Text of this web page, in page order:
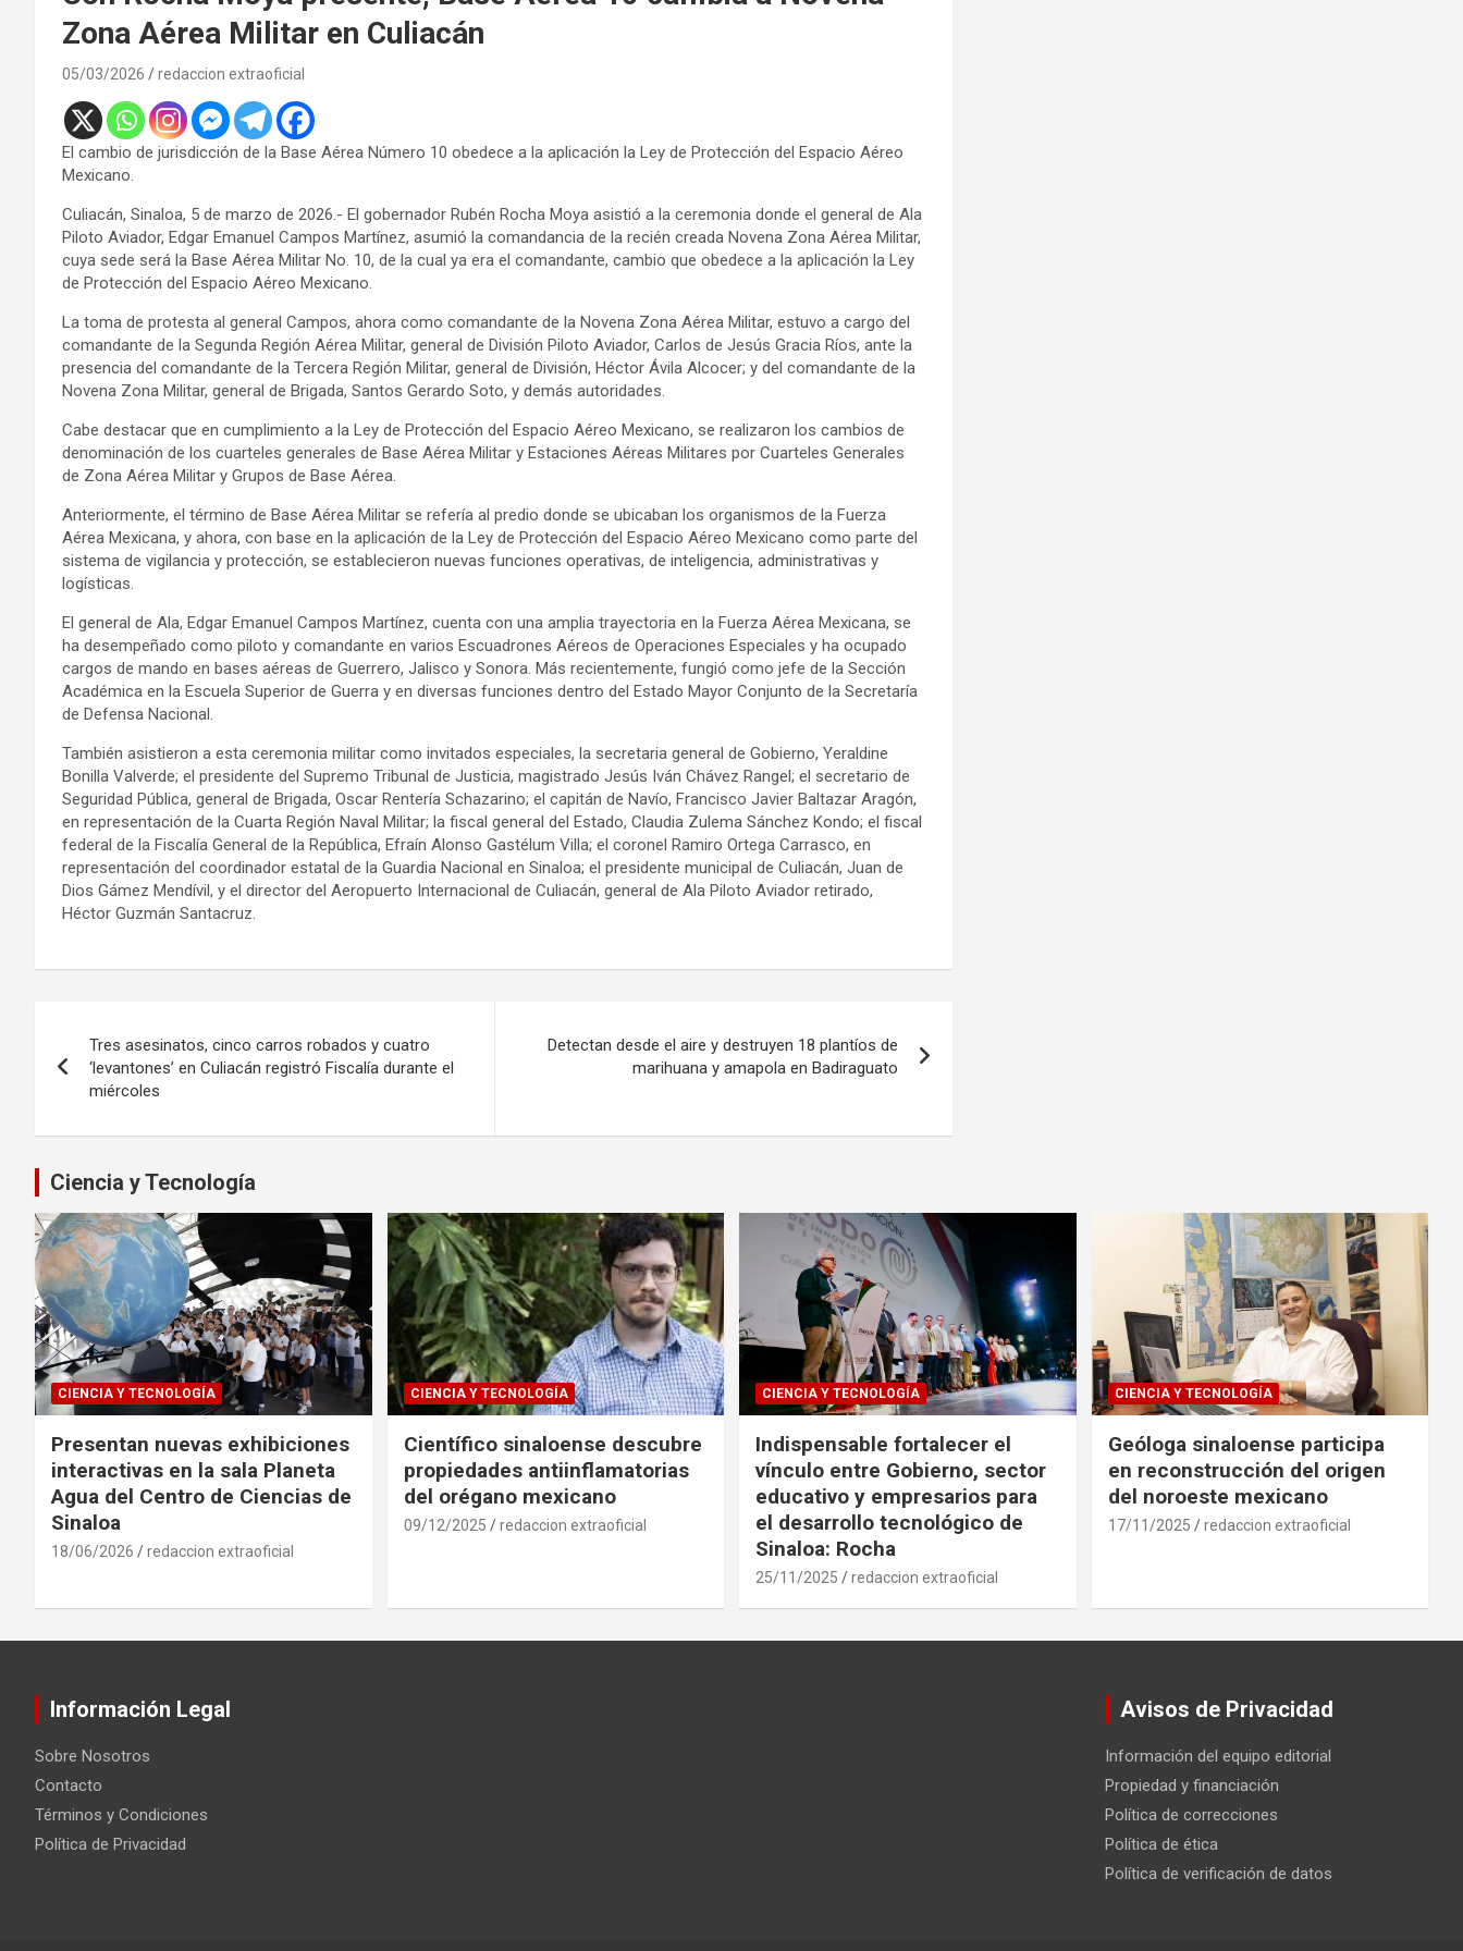
Zona Aérea Militar en Culiacán
05/03/2026 redaccion extraoficial
El cambio de jurisdicción de la Base Aérea Número 10 obedece a la aplicación la Ley de Protección del Espacio Aéreo
Mexicano.
Culiacán, Sinaloa, 5 de marzo de 2026.- El gobernador Rubén Rocha Moya asistió a la ceremonia donde el general de Ala
Piloto Aviador, Edgar Emanuel Campos Martínez, asumió la comandancia de la recién creada Novena Zona Aérea Militar,
cuya sede será la Base Aérea Militar No. 10, de la cual ya era el comandante, cambio que obedece a la aplicación la Ley
de Protección del Espacio Aéreo Mexicano.
La toma de protesta al general Campos, ahora como comandante de la Novena Zona Aérea Militar, estuvo a cargo del
comandante de la Segunda Región Aérea Militar, general de División Piloto Aviador, Carlos de Jesús Gracia Ríos, ante la
presencia del comandante de la Tercera Región Militar, general de División, Héctor Ávila Alcocer; y del comandante de la
Novena Zona Militar, general de Brigada, Santos Gerardo Soto, y demás autoridades.
Cabe destacar que en cumplimiento a la Ley de Protección del Espacio Aéreo Mexicano, se realizaron los cambios de
denominación de los cuarteles generales de Base Aérea Militar y Estaciones Aéreas Militares por Cuarteles Generales
de Zona Aérea Militar y Grupos de Base Aérea.
Anteriormente, el término de Base Aérea Militar se refería al predio donde se ubicaban los organismos de la Fuerza
Aérea Mexicana, y ahora, con base en la aplicación de la Ley de Protección del Espacio Aéreo Mexicano como parte del
sistema de vigilancia y protección, se establecieron nuevas funciones operativas, de inteligencia, administrativas y
logísticas.
El general de Ala, Edgar Emanuel Campos Martínez, cuenta con una amplia trayectoria en la Fuerza Aérea Mexicana, se
ha desempeñado como piloto y comandante en varios Escuadrones Aéreos de Operaciones Especiales y ha ocupado
cargos de mando en bases aéreas de Guerrero, Jalisco y Sonora. Más recientemente, fungió como jefe de la Sección
Académica en la Escuela Superior de Guerra y en diversas funciones dentro del Estado Mayor Conjunto de la Secretaría
de Defensa Nacional.
También asistieron a esta ceremonia militar como invitados especiales, la secretaria general de Gobierno, Yeraldine
Bonilla Valverde; el presidente del Supremo Tribunal de Justicia, magistrado Jesús Iván Chávez Rangel; el secretario de
Seguridad Pública, general de Brigada, Oscar Rentería Schazarino; el capitán de Navío, Francisco Javier Baltazar Aragón,
en representación de la Cuarta Región Naval Militar; la fiscal general del Estado, Claudia Zulema Sánchez Kondo; el fiscal
federal de la Fiscalía General de la República, Efraín Alonso Gastélum Villa; el coronel Ramiro Ortega Carrasco, en
representación del coordinador estatal de la Guardia Nacional en Sinaloa; el presidente municipal de Culiacán, Juan de
Dios Gámez Mendívil, y el director del Aeropuerto Internacional de Culiacán, general de Ala Piloto Aviador retirado,
Héctor Guzmán Santacruz.
de
Tres asesinatos, cinco carros robados y cuatro
‘levantones’ en Culiacán registró Fiscalía durante el
miércoles
Detectan desde el aire y destruyen 18 plantíos de
marihuana y amapola en Badiraguato
Ciencia y Tecnología
CIENCIA Y TECNOLOGÍA
Presentan nuevas exhibiciones
interactivas en la sala Planeta
Agua del Centro de Ciencias de
Sinaloa
18/06/2026 redaccion extraoficial
CIENCIA Y TECNOLOGÍA
Científico sinaloense descubre
propiedades antiinflamatorias
del orégano mexicano
09/12/2025 redaccion extraoficial
CIENCIA Y TECNOLOGÍA
Indispensable fortalecer el
vínculo entre Gobierno, sector
educativo y empresarios para
el desarrollo tecnológico de
Sinaloa: Rocha
25/11/2025 redaccion extraoficial
CIENCIA Y TECNOLOGÍA
Geóloga sinaloense participa
en reconstrucción del origen
del noroeste mexicano
17/11/2025 redaccion extraoficial
Información Legal
Sobre Nosotros
Contacto
Términos y Condiciones
Política de Privacidad
Avisos de Privacidad
Información del equipo editorial
Propiedad y financiación
Política de correcciones
Política de ética
Política de verificación de datos